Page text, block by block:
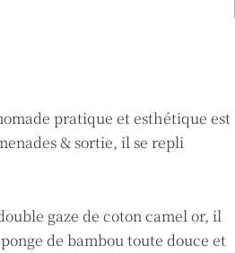
pratique et esthétique est
& sortie, il se repli
gaze de coton camel or, il
de bambou toute douce et